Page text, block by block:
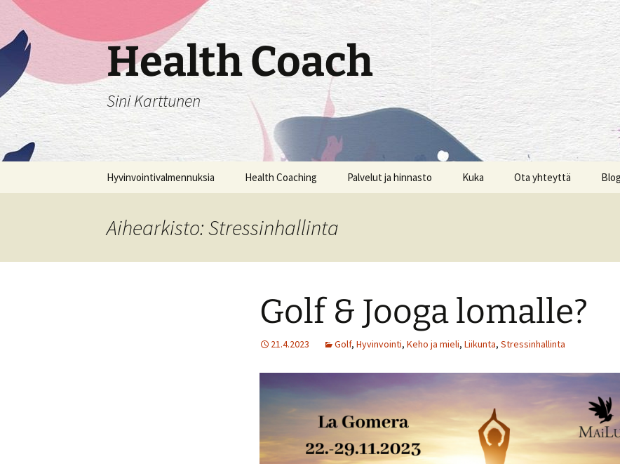
Siirry
sisältöön
Health Coach
Sini Karttunen
Hyvinvointivalmennuksia Health Coaching
Senioreille – Hyvinvointia
eläkepäiviin
Hinnasto
Palvelut ja hinnasto Kuka Ota yhteyttä
Aihearkisto: Stressinhallinta
Golf & Jooga lomalle?
21.4.2023 Golf, Hyvinvointi, Keho ja mieli, Liikunta, Stressinhallinta